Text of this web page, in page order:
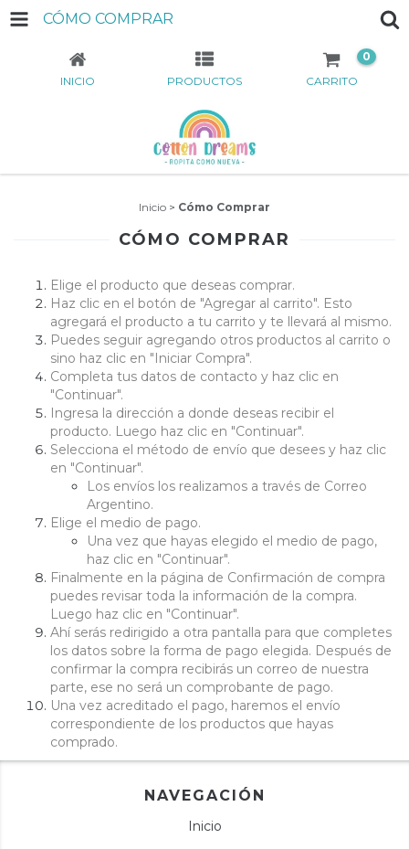
CÓMO COMPRAR
INICIO PRODUCTOS CARRITO
0
Inicio > Cómo Comprar
CÓMO COMPRAR
Elige el producto que deseas comprar.
Haz clic en el botón de "Agregar al carrito". Esto
agregará el producto a tu carrito y te llevará al mismo.
Puedes seguir agregando otros productos al carrito o
sino haz clic en "Iniciar Compra".
Completa tus datos de contacto y haz clic en
"Continuar".
Ingresa la dirección a donde deseas recibir el
producto. Luego haz clic en "Continuar".
Selecciona el método de envío que desees y haz clic
en "Continuar".
Los envíos los realizamos a través de Correo
Argentino.
Elige el medio de pago.
Una vez que hayas elegido el medio de pago,
haz clic en "Continuar".
Finalmente en la página de Confirmación de compra
puedes revisar toda la información de la compra.
Luego haz clic en "Continuar".
Ahí serás redirigido a otra pantalla para que completes
los datos sobre la forma de pago elegida. Después de
confirmar la compra recibirás un correo de nuestra
parte, ese no será un comprobante de pago.
Una vez acreditado el pago, haremos el envío
correspondiente de los productos que hayas
comprado.
NAVEGACIÓN
Inicio